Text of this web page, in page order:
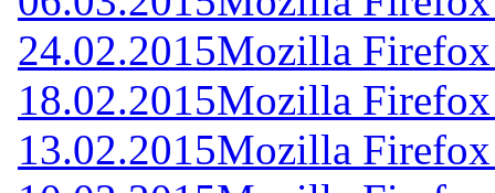
24.02.2015Mozilla
18.02.2015Mozilla
13.02.2015Mozilla